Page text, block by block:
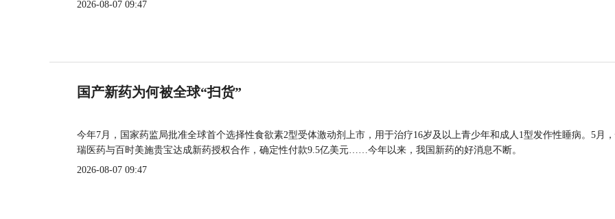
2026-08-07 09:47
国产新药为何被全球“扫货”
今年7月，国家药监局批准全球首个选择性食欲素2型受体激动剂上市，用于治疗16岁及以上青少年和成人1型发作性睡病。5月
瑞医药与百时美施贵宝达成新药授权合作，确定性付款9.5亿美元……今年以来，我国新药的好消息不断。
2026-08-07 09:47